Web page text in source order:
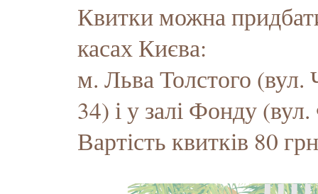
Квитки можна
касах Києва:
м. Льва Толстого (вул.
34) і у залі Фонду
Вартість квитків 80